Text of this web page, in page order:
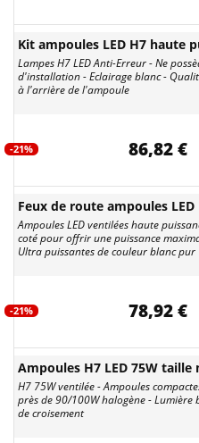
Kit ampoules LED H7 haute
Lampes H7 LED Anti-Erreur - Ne
d'installation - Eclairage blanc -
à l'arrière de l'ampoule
-21% 86,82 €
Feux de route ampoules
Ampoules LED ventilées haute
coté pour offrir une puissance
Ultra puissantes de couleur blanc pur
-21% 78,92 €
Ampoules H7 LED 75W taille
H7 75W ventilée - Ampoules
près de 90/100W halogène -
de croisement